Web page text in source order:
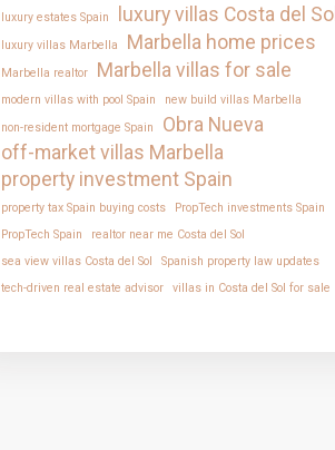
luxury estates Spain
luxury villas Costa del Sol
luxury villas Marbella Marbella home prices
Marbella realtor Marbella villas for sale
modern villas with pool Spain
new build villas Marbella
non-resident mortgage Spain
Obra Nueva
off-market villas Marbella
property investment Spain
property tax Spain buying costs
PropTech investments Spain
PropTech Spain
realtor near me Costa del Sol
sea view villas Costa del Sol
Spanish property law updates
tech-driven real estate advisor
villas in Costa del Sol for sale